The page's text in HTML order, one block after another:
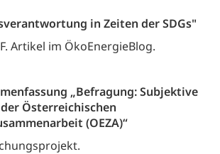
in Zeiten der SDGs"
Artikel im ÖkoEnergieBlog.
„Befragung: Subjektive
Österreichischen
(OEZA)“